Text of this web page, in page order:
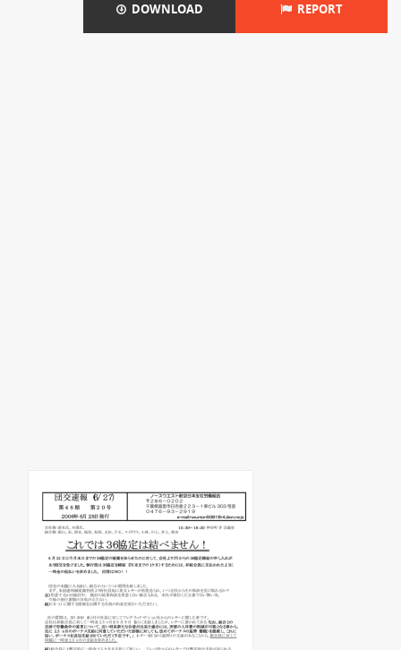
DOWNLOAD REPORT